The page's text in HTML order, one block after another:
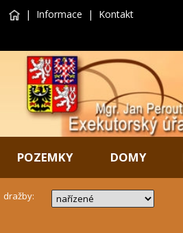
| Informace | Kontakt
POZEMKY DOMY
dražby: